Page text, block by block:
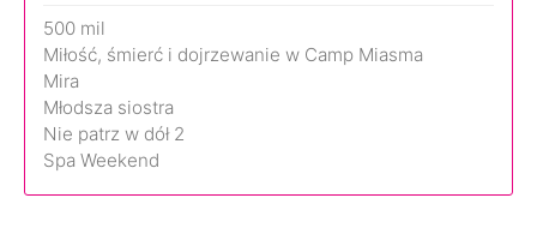
500 mil
Miłość, śmierć i dojrzewanie w Camp Miasma
Mira
Młodsza siostra
Nie patrz w dół 2
Spa Weekend